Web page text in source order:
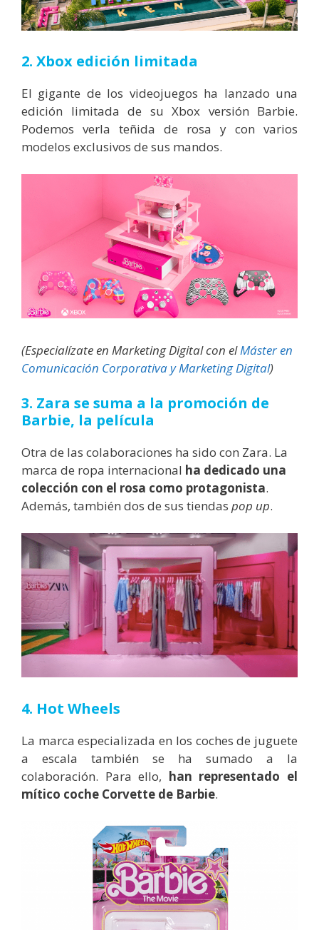
2. Xbox edición limitada
El gigante de los videojuegos ha lanzado una
edición limitada de su Xbox versión Barbie.
Podemos verla teñida de rosa y con varios
modelos exclusivos de sus mandos.
(Especialízate en Marketing Digital con elMáster en
Comunicación Corporativa y Marketing Digital)
3. Zara se suma a la promoción de
Barbie, la película
Otra de las colaboraciones ha sido con Zara. La
marca de ropa internacional ha dedicado una
colección con el rosa como protagonista.
Además, también dos de sus tiendas pop up.
4. Hot Wheels
La marca especializada en los coches de juguete
a escala también se ha sumado a la
colaboración. Para ello, han representado el
mítico coche Corvette de Barbie.